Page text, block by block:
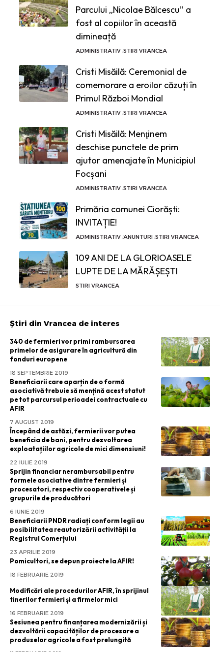
Parcului „Nicolae Bălcescu” a
fost al copiilor în această
dimineață
ADMINISTRATIV STIRI VRANCEA
Cristi Misăilă: Ceremonial de
comemorare a eroilor căzuți în
Primul Război Mondial
ADMINISTRATIV STIRI VRANCEA
Cristi Misăilă: Menţinem
deschise punctele de prim
ajutor amenajate în Municipiul
Focșani
ADMINISTRATIV STIRI VRANCEA
Primăria comunei Ciorăști:
INVITAȚIE!
ADMINISTRATIV ANUNTURI STIRI VRANCEA
109 ANI DE LA GLORIOASELE
LUPTE DE LA MĂRĂȘEȘTI
STIRI VRANCEA
Știri din Vrancea de interes
340 de fermieri vor primi rambursarea
primelor de asigurare în agricultură din
fonduri europene
18 SEPTEMBRIE 2019
Beneficiarii care aparțin de o formă
asociativă trebuie să mențină acest statut
pe tot parcursul perioadei contractuale cu
AFIR
7 AUGUST 2019
Începând de astăzi, fermierii vor putea
beneficia de bani, pentru dezvoltarea
exploatațiilor agricole de mici dimensiuni!
22 IULIE 2019
Sprijin financiar nerambursabil pentru
formele asociative dintre fermieri și
procesatori, respectiv cooperativele și
grupurile de producători
6 IUNIE 2019
Beneficiarii PNDR radiați conform legii au
posibilitatea reautorizării activității la
Registrul Comerțului
23 APRILIE 2019
Pomicultori, se depun proiecte la AFIR!
18 FEBRUARIE 2019
Modificări ale procedurilor AFIR, în sprijinul
tinerilor fermieri și a firmelor mici
16 FEBRUARIE 2019
Sesiunea pentru finanțarea modernizării și
dezvoltării capacităților de procesare a
produselor agricole a fost prelungită